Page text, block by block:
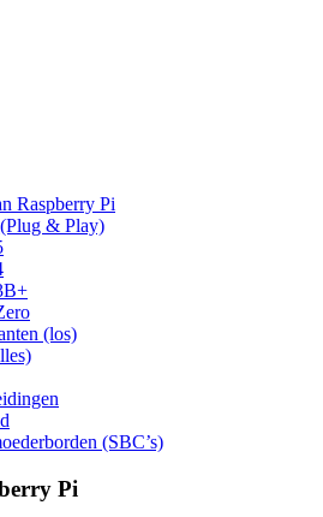
Raspberry Pi
& Play)
(los)
(SBC’s)
Pi